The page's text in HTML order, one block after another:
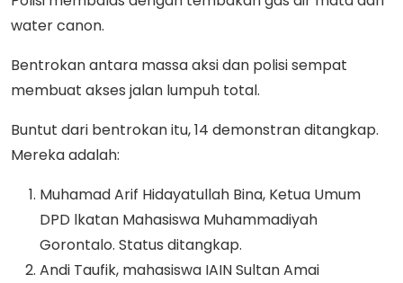
water canon.
Bentrokan antara massa aksi dan polisi sempat
membuat akses jalan lumpuh total.
Buntut dari bentrokan itu, 14 demonstran ditangkap.
Mereka adalah:
Muhamad Arif Hidayatullah Bina, Ketua Umum
DPD lkatan Mahasiswa Muhammadiyah
Gorontalo. Status ditangkap.
Andi Taufik, mahasiswa IAIN Sultan Amai